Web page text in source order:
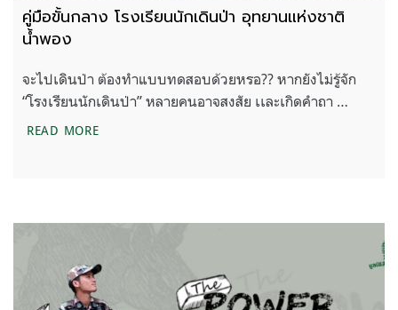
คู่มือขั้นกลาง โรงเรียนนักเดินป่า อุทยานแห่งชาติ
น้ำพอง
จะไปเดินป่า ต้องทำแบบทดสอบด้วยหรอ?? หากยังไม่รู้จัก
“โรงเรียนนักเดินป่า” หลายคนอาจสงสัย เเละเกิดคำถา …
READ MOREคู่มือขั้นกลาง โรงเรียนนักเดินป่า อุทยานแห่งชาติน้ำพ